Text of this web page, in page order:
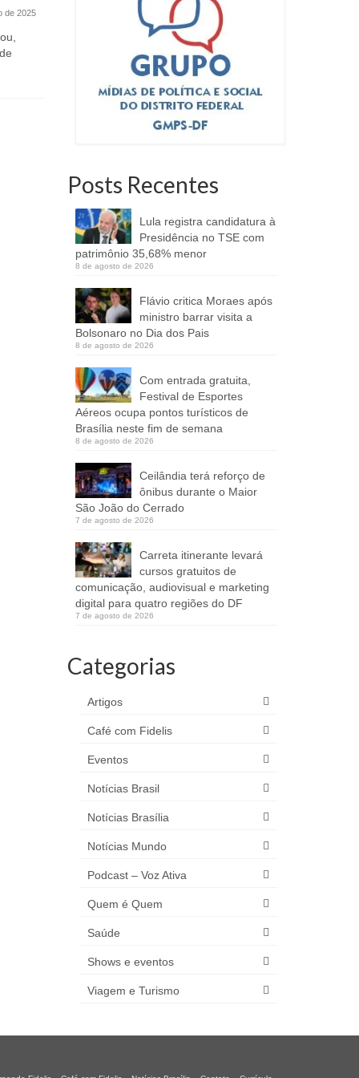
de 2025
Posts Recentes
Lula registra candidatura à
Presidência no TSE com
patrimônio 35,68% menor
8 de agosto de 2026
Flávio critica Moraes após
ministro barrar visita a
Bolsonaro no Dia dos Pais
8 de agosto de 2026
Com entrada gratuita,
Festival de Esportes
Aéreos ocupa pontos turísticos de
Brasília neste fim de semana
8 de agosto de 2026
Ceilândia terá reforço de
ônibus durante o Maior
São João do Cerrado
7 de agosto de 2026
Carreta itinerante levará
cursos gratuitos de
comunicação, audiovisual e marketing
digital para quatro regiões do DF
7 de agosto de 2026
Categorias
Artigos
Café com Fidelis
Eventos
Notícias Brasil
Notícias Brasília
Notícias Mundo
Podcast – Voz Ativa
Quem é Quem
Saúde
Shows e eventos
Viagem e Turismo